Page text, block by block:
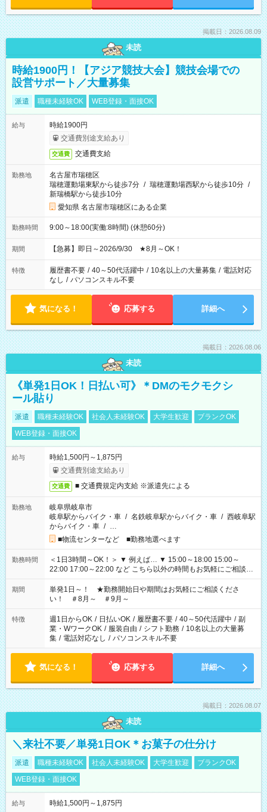
掲載日：2026.08.09
未読
時給1900円！【アジア競技大会】競技会場での
設営サポート／大量募集
派遣 職種未経験OK WEB登録・面接OK
給与
時給1900円
交通費別途支給あり
交通費 交通費支給
勤務地
名古屋市瑞穂区
瑞穂運動場東駅から徒歩7分 / 瑞穂運動場西駅から徒歩10分 /
新瑞橋駅から徒歩10分
愛知県 名古屋市瑞穂区にある企業
勤務時間 9:00～18:00(実働:8時間) (休憩60分)
期間 【急募】即日～2026/9/30 ★8月～OK！
特徴 履歴書不要 / 40～50代活躍中 / 10名以上の大量募集 / 電話対応
なし / パソコンスキル不要
気になる！ 応募する 詳細へ
掲載日：2026.08.06
未読
《単発1日OK！日払い可》＊DMのモクモクシ
ール貼り
派遣 職種未経験OK 社会人未経験OK 大学生歓迎
ブランクOK
WEB登録・面接OK
給与
時給1,500円～1,875円
交通費別途支給あり
交通費 ■ 交通費規定内支給 ※派遣先による
勤務地
岐阜県岐阜市
岐阜駅からバイク・車 / 名鉄岐阜駅からバイク・車 / 西岐阜駅
からバイク・車 / …
■物流センターなど ■勤務地選べます
勤務時間
＜1日3時間～OK！＞ ▼ 例えば… ▼ 15:00～18:00 15:00～
22:00 17:00～22:00 など こちら以外の時間もお気軽にご相談く
ださい！
期間
単発1日～！ ★勤務開始日や期間はお気軽にご相談くださ
い！ ＃8月～ ＃9月～
特徴 週1日からOK / 日払いOK / 履歴書不要 / 40～50代活躍中 / 副
業・WワークOK / 服装自由 / シフト勤務 / 10名以上の大量募
集 / 電話対応なし / パソコンスキル不要
気になる！ 応募する 詳細へ
掲載日：2026.08.07
未読
＼来社不要／単発1日OK＊お菓子の仕分け
派遣 職種未経験OK 社会人未経験OK 大学生歓迎
ブランクOK
WEB登録・面接OK
給与 時給1,500円～1,875円